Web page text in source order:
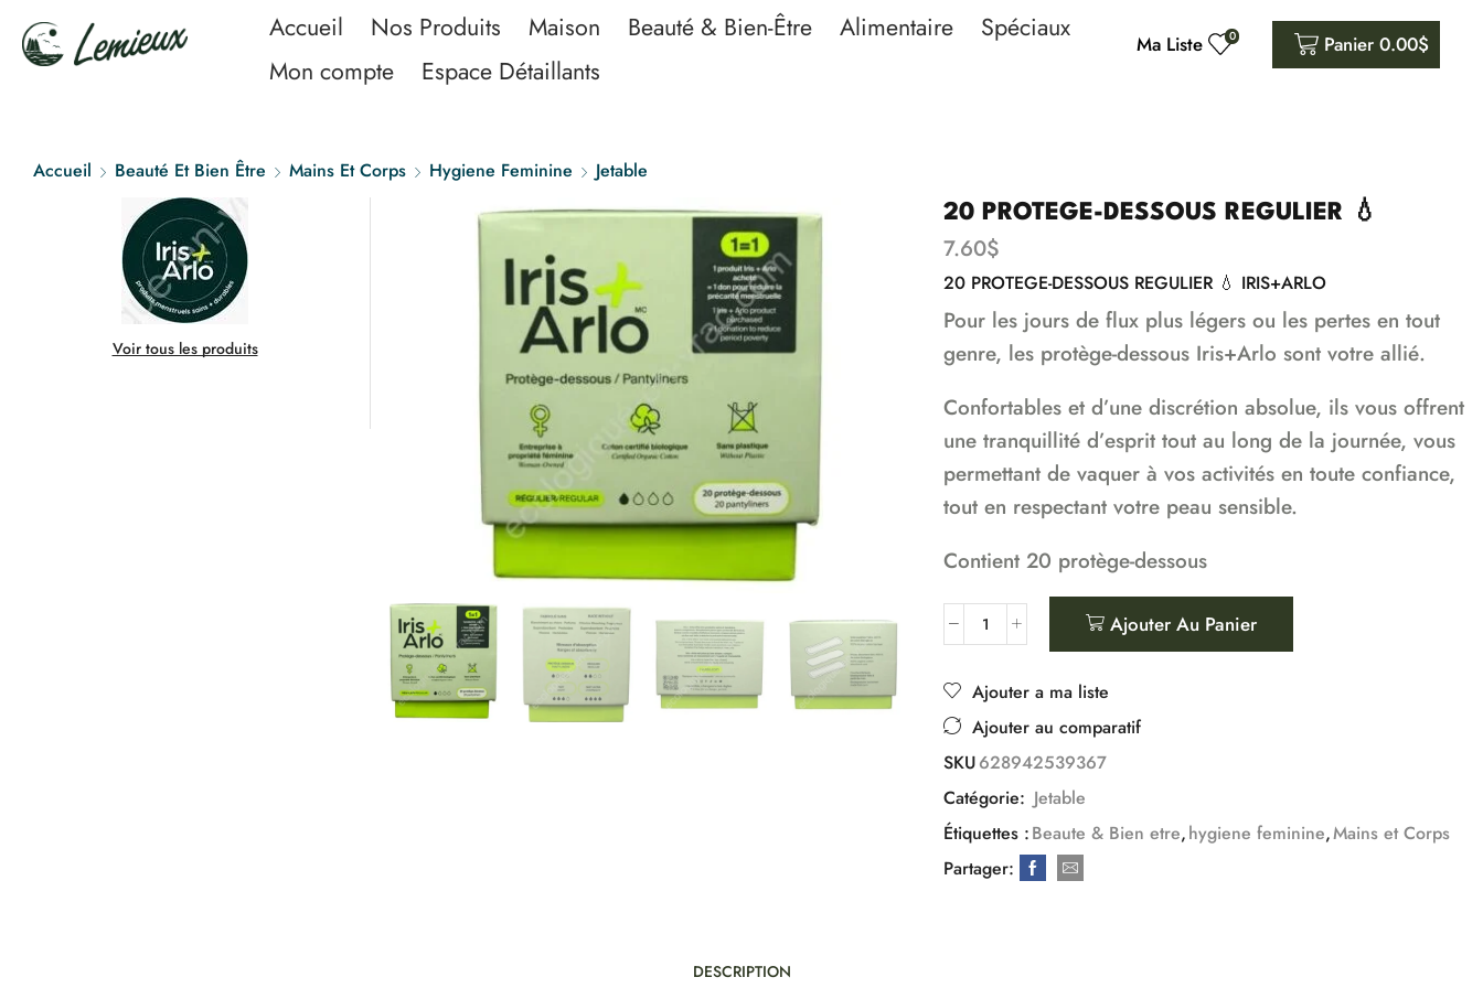
Accueil Nos Produits Maison Beauté & Bien-Être Alimentaire
Spéciaux
Mon compte
Espace Détaillants
Ma Liste 0 Panier 0.00$
Accueil Beauté Et Bien Être Mains Et Corps Hygiene Feminine Jetable
20 PROTEGE-DESSOUS REGULIER 💧
7.60$
20 PROTEGE-DESSOUS REGULIER 💧 IRIS+ARLO
Pour les jours de flux plus légers ou les pertes en tout
genre, les protège-dessous Iris+Arlo sont votre allié.
Confortables et d’une discrétion absolue, ils vous offrent
une tranquillité d’esprit tout au long de la journée, vous
permettant de vaquer à vos activités en toute confiance,
tout en respectant votre peau sensible.
Contient 20 protège-dessous
Ajouter Au Panier
Ajouter a ma liste
Ajouter au comparatif
SKU628942539367
Catégorie: Jetable
Étiquettes :Beaute & Bien etre,hygiene feminine,Mains et Corps
Partager:
Voir tous les produits
DESCRIPTION